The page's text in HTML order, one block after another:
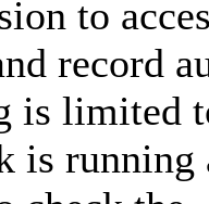
to
record
is limited
is running